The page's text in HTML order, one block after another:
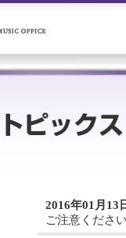
2016年01月13
ご注意くださ